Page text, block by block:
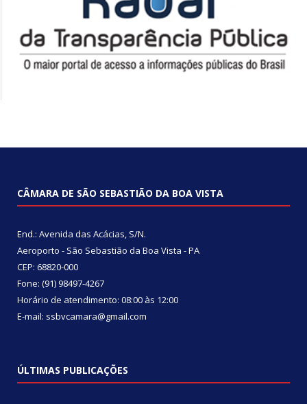
CÂMARA DE SÃO SEBASTIÃO DA BOA VISTA
End.: Avenida das Acácias, S/N.
Aeroporto - São Sebastião da Boa Vista - PA
CEP: 68820-000
Fone: (91) 98497-4267
Horário de atendimento: 08:00 às 12:00
E-mail: ssbvcamara@gmail.com
ÚLTIMAS PUBLICAÇÕES